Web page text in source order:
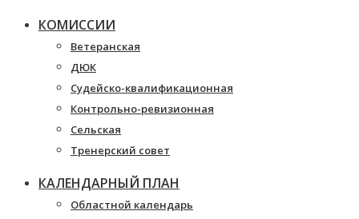
КОМИССИИ
Ветеранская
ДЮК
Судейско-квалификационная
Контрольно-ревизионная
Сельская
Тренерский совет
КАЛЕНДАРНЫЙ ПЛАН
Областной календарь